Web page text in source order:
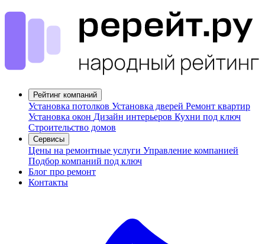
Рейтинг компаний
Установка потолков Установка дверей Ремонт квартир
Установка окон Дизайн интерьеров Кухни под ключ
Строительство домов
Сервисы
Цены на ремонтные услуги Управление компанией
Подбор компаний под ключ
Блог про ремонт
Контакты